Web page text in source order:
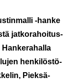
-​hanke
jat­ko­ra­hoi­tus­
Han­ke­ra­hal­la
hen­ki­lös­tö­
Piek­sä­